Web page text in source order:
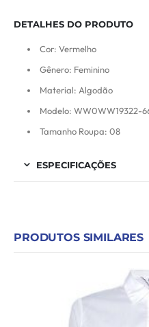
DETALHES DO PRODUTO
Cor: Vermelho
Gênero: Feminino
Material: Algodão
Modelo: WW0WW19322-
Tamanho Roupa: 08
ESPECIFICAÇÕES
PRODUTOS SIMILARES